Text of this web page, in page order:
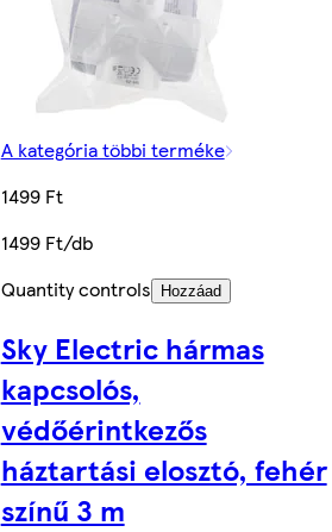
A kategória többi terméke
1499 Ft
1499 Ft/db
Quantity controls
Hozzáad
Sky Electric hármas
kapcsolós,
védőérintkezős
háztartási elosztó, fehér
színű 3 m